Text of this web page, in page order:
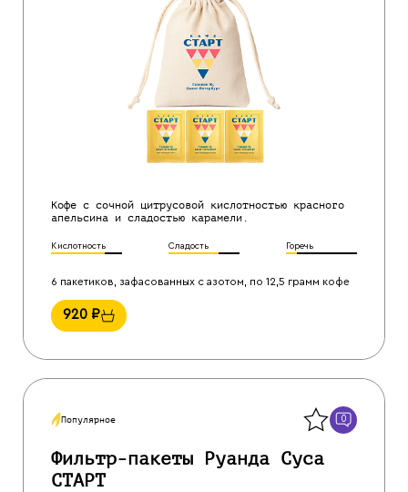
Кофе с сочной цитрусовой кислотностью красного
апельсина и сладостью карамели.
Кислотность Сладость Горечь
6 пакетиков, зафасованных с азотом, по 12,5 грамм кофе
920 ₽
Популярное 0
Фильтр-пакеты Руанда Суса
СТАРТ